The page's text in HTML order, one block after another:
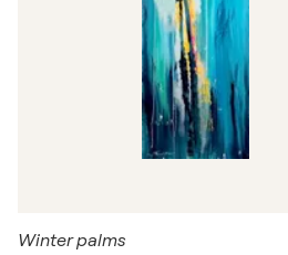
Winter palms